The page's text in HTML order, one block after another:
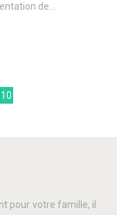
de…
10
pour votre famille, il